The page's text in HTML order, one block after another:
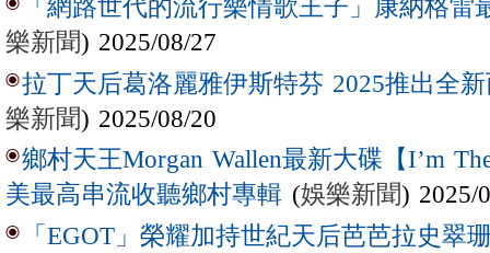
「網路世代的流行樂情歌王子」康納格雷
樂新聞) 2025/08/27
拉丁天后葛洛麗雅伊斯特芬 2025推出全新
樂新聞) 2025/08/20
鄉村天王Morgan Wallen最新大碟【I’m
美最高串流收聽鄉村專輯 (娛樂新聞) 2025/
「EGOT」榮耀加持世紀天后芭芭拉史翠